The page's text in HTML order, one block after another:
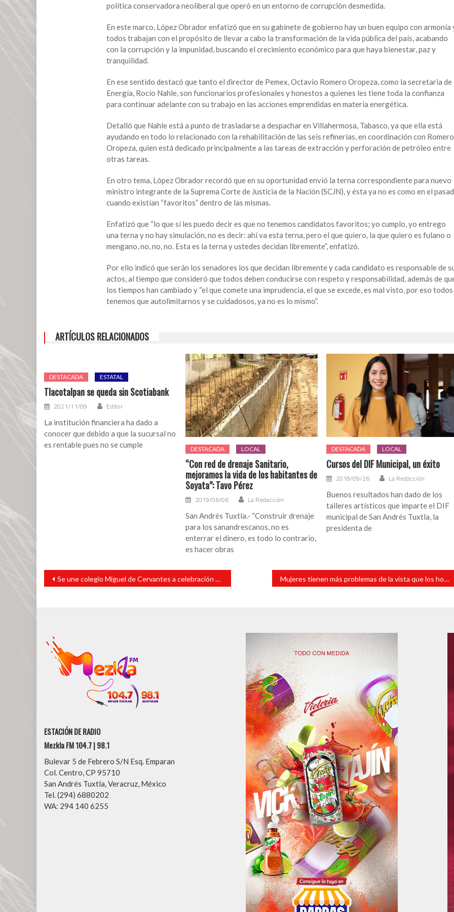
política conservadora neoliberal que operó en un entorno de corrupción desmedida.
En este marco, López Obrador enfatizó que en su gabinete de gobierno hay un buen equipo con armonía
todos trabajan con el propósito de llevar a cabo la transformación de la vida pública del país, acabando
con la corrupción y la impunidad, buscando el crecimiento económico para que haya bienestar, paz y
tranquilidad.
En ese sentido destacó que tanto el director de Pemex, Octavio Romero Oropeza, como la secretaria de
Energía, Rocío Nahle, son funcionarios profesionales y honestos a quienes les tiene toda la confianza
para continuar adelante con su trabajo en las acciones emprendidas en materia energética.
Detalló que Nahle está a punto de trasladarse a despachar en Villahermosa, Tabasco, ya que ella está
ayudando en todo lo relacionado con la rehabilitación de las seis refinerías, en coordinación con Romero
Oropeza, quien está dedicado principalmente a las tareas de extracción y perforación de petróleo entre
otras tareas.
En otro tema, López Obrador recordó que en su oportunidad envió la terna correspondiente para nuevo
ministro integrante de la Suprema Corte de Justicia de la Nación (SCJN), y ésta ya no es como en el
cuando existían “favoritos” dentro de las mismas.
Enfatizó que “lo que sí les puedo decir es que no tenemos candidatos favoritos; yo cumplo, yo entrego
una terna y no hay simulación, no es decir: ahí va esta terna, pero el que quiero, la que quiero es fulano o
mengano, no, no, no. Esta es la terna y ustedes decidan libremente”, enfatizó.
Por ello indicó que serán los senadores los que decidan libremente y cada candidato es responsable de
actos, al tiempo que consideró que todos deben conducirse con respeto y responsabilidad, además de
los tiempos han cambiado y “el que comete una imprudencia, el que se excede, es mal visto, por eso todos
tenemos que autolimitarnos y se cuidadosos, ya no es lo mismo”.
ARTÍCULOS RELACIONADOS
DESTACADA ESTATAL
Tlacotalpan se queda sin Scotiabank
2021/11/09 Editor
La institución financiera ha dado a
conocer que debido a que la sucursal no
es rentable pues no se cumple
DESTACADA LOCAL
“Con red de drenaje Sanitario,
mejoramos la vida de los habitantes de
Soyata”: Tavo Pérez
2019/06/06 La Redacción
San Andrés Tuxtla.- “Construir drenaje
para los sanandrescanos, no es
enterrar el dinero, es todo lo contrario,
es hacer obras
DESTACADA LOCAL
Cursos del DIF Municipal, un éxito
2018/09/26 La Redacción
Buenos resultados han dado de los
talleres artísticos que imparte el DIF
municipal de San Andrés Tuxtla, la
presidenta de
Navegación
entradas
Se une colegio Miguel de Cervantes a celebración por fundación de su congregación Mujeres tienen más problemas de la vista que los hombres
ESTACIÓN DE RADIO
Mezkla FM 104.7 | 98.1
Bulevar 5 de Febrero S/N Esq. Emparan
Col. Centro, CP 95710
San Andrés Tuxtla, Veracruz, México
Tel. (294) 6880202
WA: 294 140 6255